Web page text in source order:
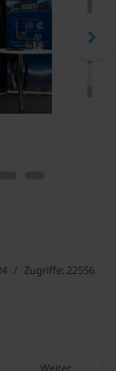
Zugriffe: 22556
für
Nächster
Weiter